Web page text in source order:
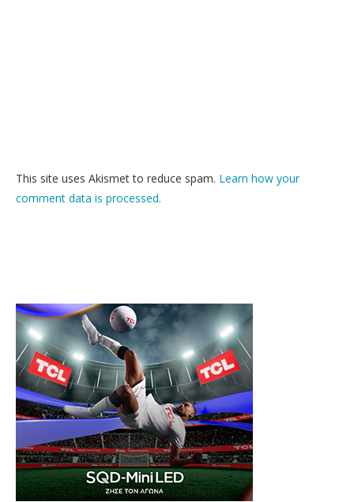
This site uses Akismet to reduce spam. Learn how your
comment data is processed.